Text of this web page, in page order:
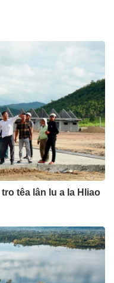
têa lân lu a Ia Hliao